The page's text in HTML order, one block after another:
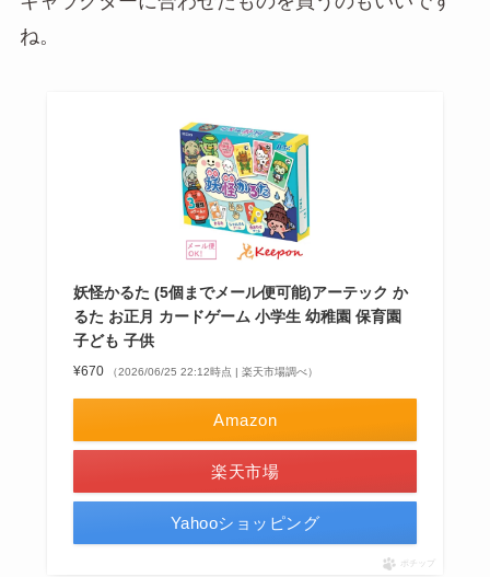
ね。
妖怪かるた (5個までメール便可能)アーテック か
るた お正月 カードゲーム 小学生 幼稚園 保育園
子ども 子供
¥670 （2026/06/25 22:12時点 | 楽天市場調べ）
Amazon
楽天市場
Yahooショッピング
ポチップ